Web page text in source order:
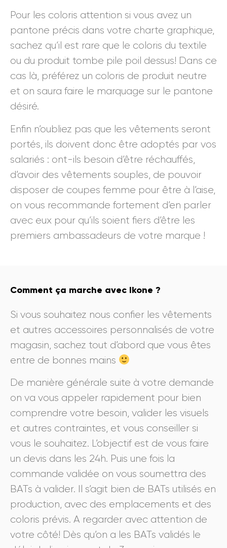
Pour les coloris attention si vous avez un
pantone précis dans votre charte graphique,
sachez qu’il est rare que le coloris du textile
ou du produit tombe pile poil dessus! Dans ce
cas là, préférez un coloris de produit neutre
et on saura faire le marquage sur le pantone
désiré.
Enfin n’oubliez pas que les vêtements seront
portés, ils doivent donc être adoptés par vos
salariés : ont-ils besoin d’être réchauffés,
d’avoir des vêtements souples, de pouvoir
disposer de coupes femme pour être à l’aise,
on vous recommande fortement d’en parler
avec eux pour qu’ils soient fiers d’être les
premiers ambassadeurs de votre marque !
Comment ça marche avec Ikone ?
Si vous souhaitez nous confier les vêtements
et autres accessoires personnalisés de votre
magasin, sachez tout d’abord que vous êtes
entre de bonnes mains
De manière générale suite à votre demande
on va vous appeler rapidement pour bien
comprendre votre besoin, valider les visuels
et autres contraintes, et vous conseiller si
vous le souhaitez. L’objectif est de vous faire
un devis dans les 24h. Puis une fois la
commande validée on vous soumettra des
BATs à valider. Il s’agit bien de BATs utilisés en
production, avec des emplacements et des
coloris prévis. A regarder avec attention de
votre côté! Dès qu’on a les BATs validés le